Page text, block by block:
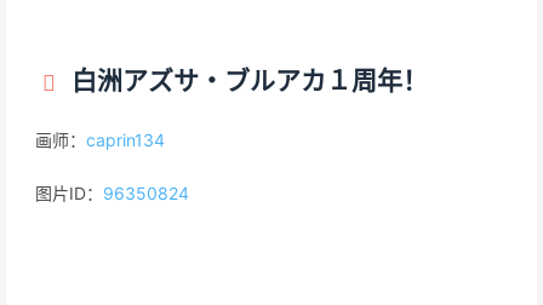
白洲アズサ・ブルアカ１周年！
画师： caprin134
图片ID： 96350824